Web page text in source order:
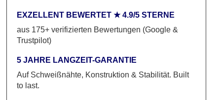
EXZELLENT BEWERTET ★ 4.9/5 STERNE
aus 175+ verifizierten Bewertungen (Google &
Trustpilot)
5 JAHRE LANGZEIT-GARANTIE
Auf Schweißnähte, Konstruktion & Stabilität. Built
to last.